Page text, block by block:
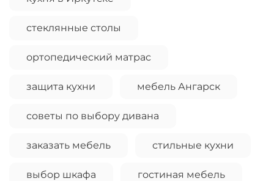
стеклянные столы
ортопедический матрас
защита кухни мебель Ангарск
советы по выбору дивана
заказать мебель стильные кухни
выбор шкафа гостиная мебель